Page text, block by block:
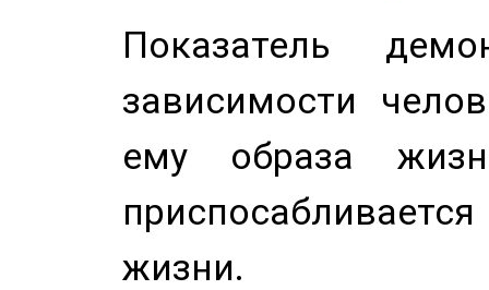
Показатель
зависимости
ему образа
жизни.